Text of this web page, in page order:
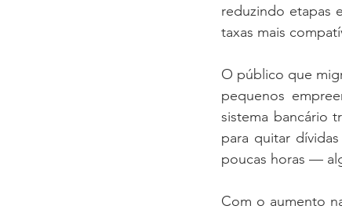
reduzindo etapas
taxas mais
O público que
pequenos
sistema bancário
para quitar
poucas horas —
Com o aumento